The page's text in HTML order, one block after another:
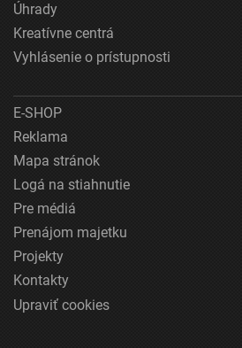
Úhrady
Kreatívne centrá
Vyhlásenie o prístupnosti
E-SHOP
Reklama
Mapa stránok
Logá na stiahnutie
Pre médiá
Prenájom majetku
Projekty
Kontakty
Upraviť cookies